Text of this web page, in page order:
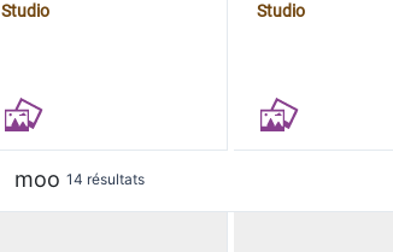
Studio
Studio
moo 14 résultats